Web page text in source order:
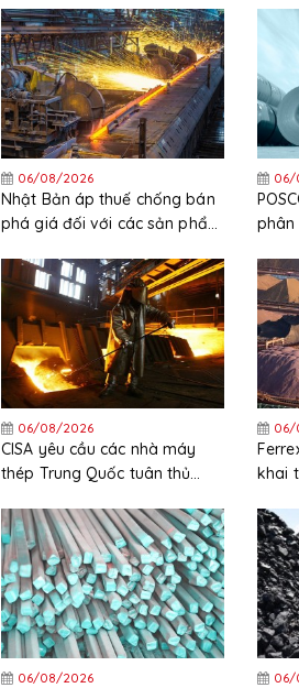
06/08/2026
Nhật Bản áp thuế chống bán
phá giá đối với các sản phẩm
Trung Quốc và Hàn Quốc
06/
phân
06/08/2026
CISA yêu cầu các nhà máy
thép Trung Quốc tuân thủ
xuất khẩu
06/
khai
06/08/2026 06/